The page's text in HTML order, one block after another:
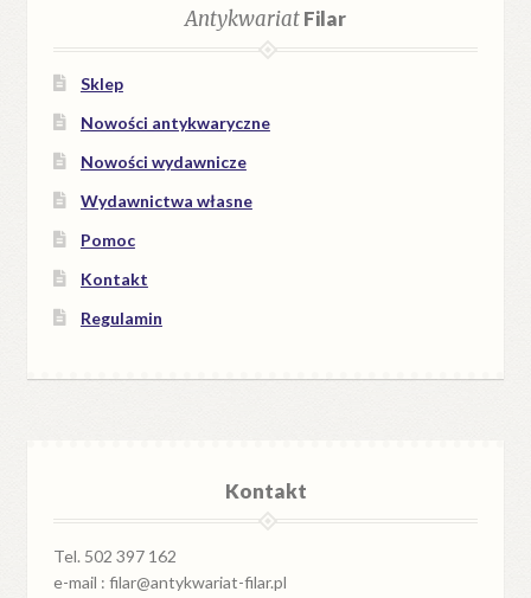
AntykwariatFilar
Sklep
Nowości antykwaryczne
Nowości wydawnicze
Wydawnictwa własne
Pomoc
Kontakt
Regulamin
Kontakt
Tel. 502 397 162
e-mail : filar@antykwariat-filar.pl